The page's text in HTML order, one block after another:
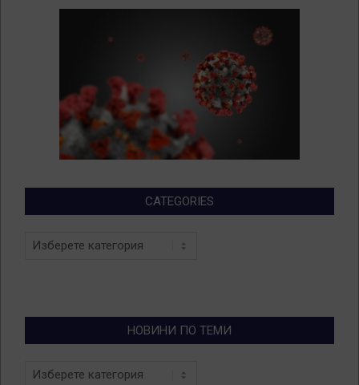
CATEGORIES
Categories
НОВИНИ ПО ТЕМИ
Новини